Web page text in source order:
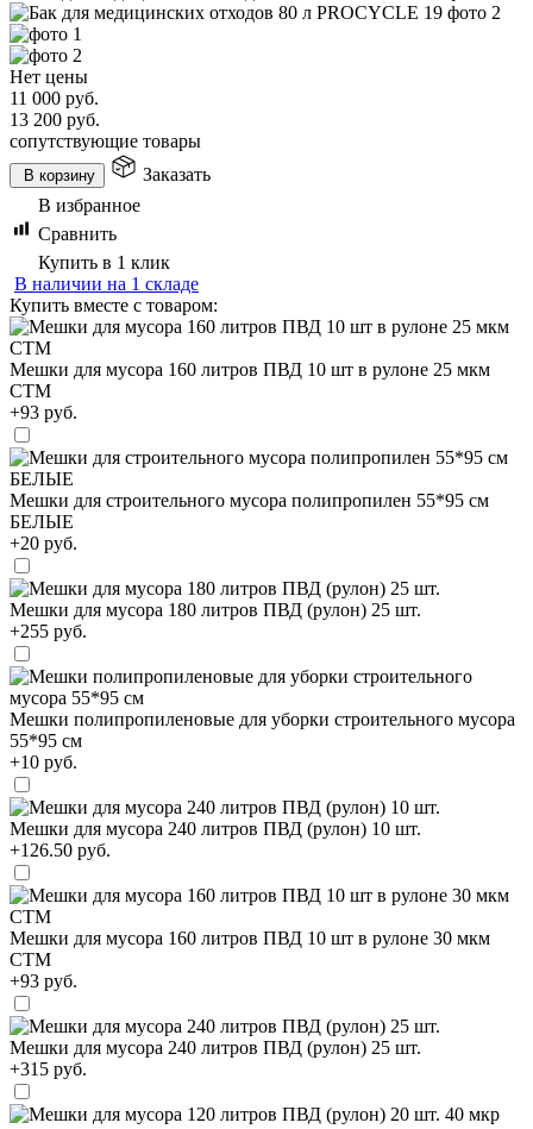
Нет цены
11 000 руб.
13 200 руб.
сопутствующие товары
В корзину
Заказать
В избранное
Сравнить
Купить в 1 клик
В наличии на 1 складе
Купить вместе с товаром:
Мешки для мусора 160 литров ПВД 10 шт в рулоне 25 мкм
СТМ
+93 руб.
Мешки для строительного мусора полипропилен 55*95 см
БЕЛЫЕ
+20 руб.
Мешки для мусора 180 литров ПВД (рулон) 25 шт.
+255 руб.
Мешки полипропиленовые для уборки строительного мусора
55*95 см
+10 руб.
Мешки для мусора 240 литров ПВД (рулон) 10 шт.
+126.50 руб.
Мешки для мусора 160 литров ПВД 10 шт в рулоне 30 мкм
СТМ
+93 руб.
Мешки для мусора 240 литров ПВД (рулон) 25 шт.
+315 руб.